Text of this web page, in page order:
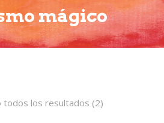
mágico
todos los resultados (2)